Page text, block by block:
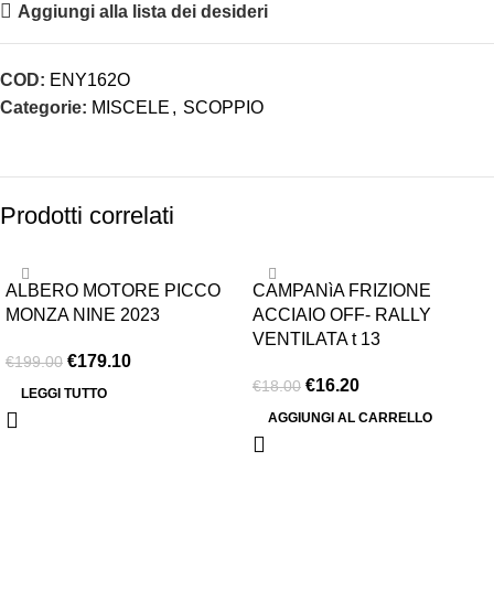
Aggiungi alla lista dei desideri
COD: ENY162O
Categorie: MISCELE , SCOPPIO
Prodotti correlati
-10%
ESAURITO
ALBERO MOTORE PICCO
MONZA NINE 2023
€199.00 €179.10
LEGGI TUTTO
-10%
CAMPANìA FRIZIONE
ACCIAIO OFF- RALLY
VENTILATA t 13
€18.00 €16.20
AGGIUNGI AL CARRELLO